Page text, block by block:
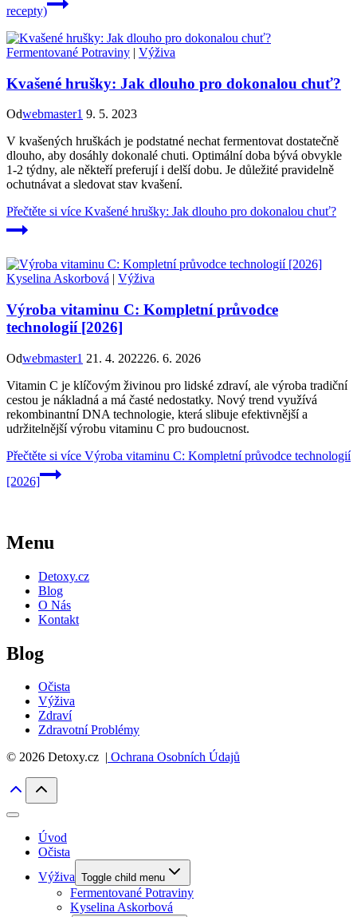
recepty)
Fermentované Potraviny | Výživa
Kvašené hrušky: Jak dlouho pro dokonalou chuť?
Odwebmaster1 9. 5. 2023
V kvašených hruškách je podstatné nechat fermentovat dostatečně
dlouho, aby dosáhly dokonalé chuti. Optimální doba bývá obvykle
1-2 týdny, ale někteří preferují i delší dobu. Je důležité pravidelně
ochutnávat a sledovat stav kvašení.
Přečtěte si více Kvašené hrušky: Jak dlouho pro dokonalou chuť?
Kyselina Askorbová | Výživa
Výroba vitaminu C: Kompletní průvodce
technologií [2026]
Odwebmaster1 21. 4. 202226. 6. 2026
Vitamin C je klíčovým živinou pro lidské zdraví, ale výroba tradiční
cestou je nákladná a má časté nedostatky. Nový trend využívá
rekombinantní DNA technologie, která slibuje efektivnější a
udržitelnější výrobu vitaminu C pro budoucnost.
Přečtěte si více Výroba vitaminu C: Kompletní průvodce technologií
[2026]
Menu
Detoxy.cz
Blog
O Nás
Kontakt
Blog
Očista
Výživa
Zdraví
Zdravotní Problémy
© 2026 Detoxy.cz | Ochrana Osobních Údajů
Úvod
Očista
Výživa Toggle child menu
Fermentované Potraviny
Kyselina Askorbová